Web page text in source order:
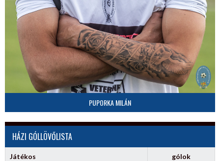
PUPORKA MILÁN
HÁZI GÓLLÖVŐLISTA
Játékos gólok